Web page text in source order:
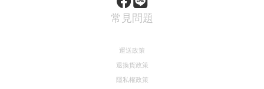
常見問題
運送政策
退換貨政策
隱私權政策